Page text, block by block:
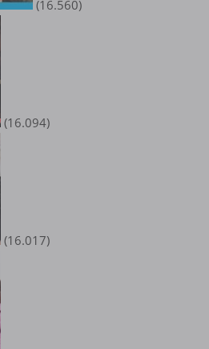
(16.560)
(16.094)
(16.017)